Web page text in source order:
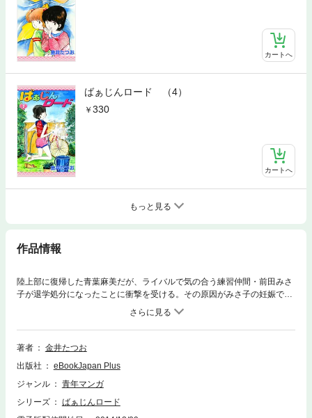
カートへ
ばぁじんロード （4）
330
カートへ
もっと見る
作品情報
陸上部に復帰した青葉麻美だが、ライバルで気の合う練習仲間・前田みさ
子が退学処分になったことに衝撃を受ける。その原因がみさ子の妊娠であ
ることを知り、自分が伊達の愛人であることを考えると心中穏やかではい
られなくなる。生理が遅れ、妊娠の兆候を感じ取った麻美は産婦人科を訪
ねる決意を固めるが……。
著者
金井たつお
出版社
eBookJapan Plus
ジャンル
青年マンガ
シリーズ
ばぁじんロード